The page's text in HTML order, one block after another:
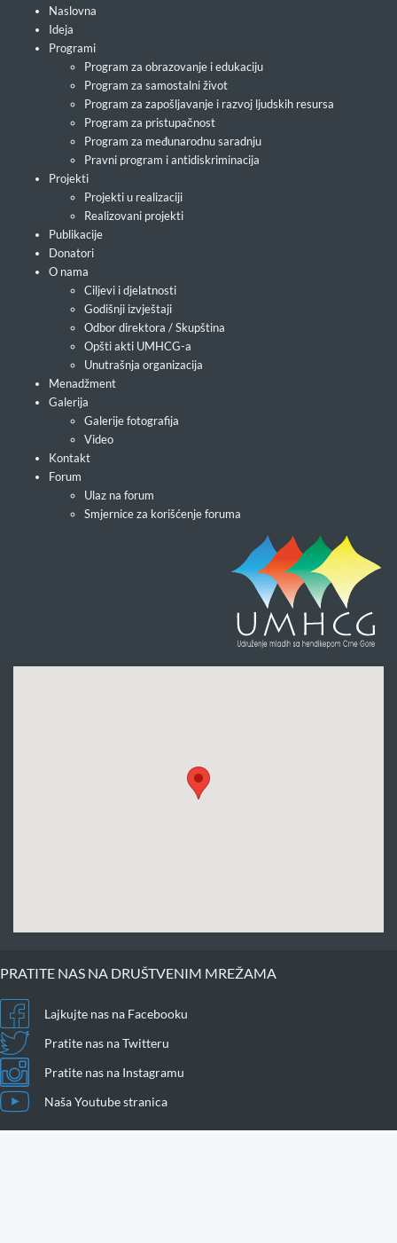
Naslovna
Ideja
Programi
Program za obrazovanje i edukaciju
Program za samostalni život
Program za zapošljavanje i razvoj ljudskih resursa
Program za pristupačnost
Program za međunarodnu saradnju
Pravni program i antidiskriminacija
Projekti
Projekti u realizaciji
Realizovani projekti
Publikacije
Donatori
O nama
Ciljevi i djelatnosti
Godišnji izvještaji
Odbor direktora / Skupština
Opšti akti UMHCG-a
Unutrašnja organizacija
Menadžment
Galerija
Galerije fotografija
Video
Kontakt
Forum
Ulaz na forum
Smjernice za korišćenje foruma
PRATITE NAS NA DRUŠTVENIM MREŽAMA
Lajkujte nas na Facebooku
Pratite nas na Twitteru
Pratite nas na Instagramu
Naša Youtube stranica